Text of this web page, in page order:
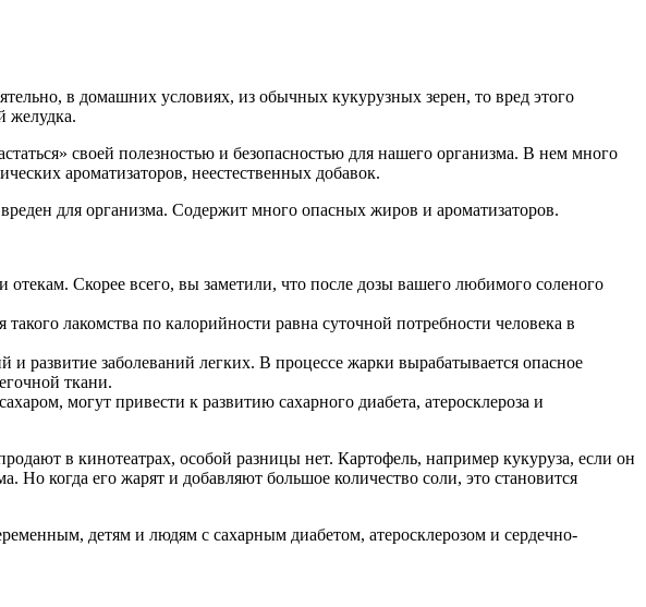
в домашних условиях, из обычных кукурузных зерен, то вред этого
желудка.
своей полезностью и безопасностью для нашего организма. В нем много
ароматизаторов, неестественных добавок.
для организма. Содержит много опасных жиров и ароматизаторов.
Скорее всего, вы заметили, что после дозы вашего любимого соленого
лакомства по калорийности равна суточной потребности человека в
развитие заболеваний легких. В процессе жарки вырабатывается опасное
ткани.
могут привести к развитию сахарного диабета, атеросклероза и
в кинотеатрах, особой разницы нет. Картофель, например кукуруза, если он
Но когда его жарят и добавляют большое количество соли, это становится
детям и людям с сахарным диабетом, атеросклерозом и сердечно-